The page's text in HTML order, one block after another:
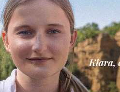
In Vetrina